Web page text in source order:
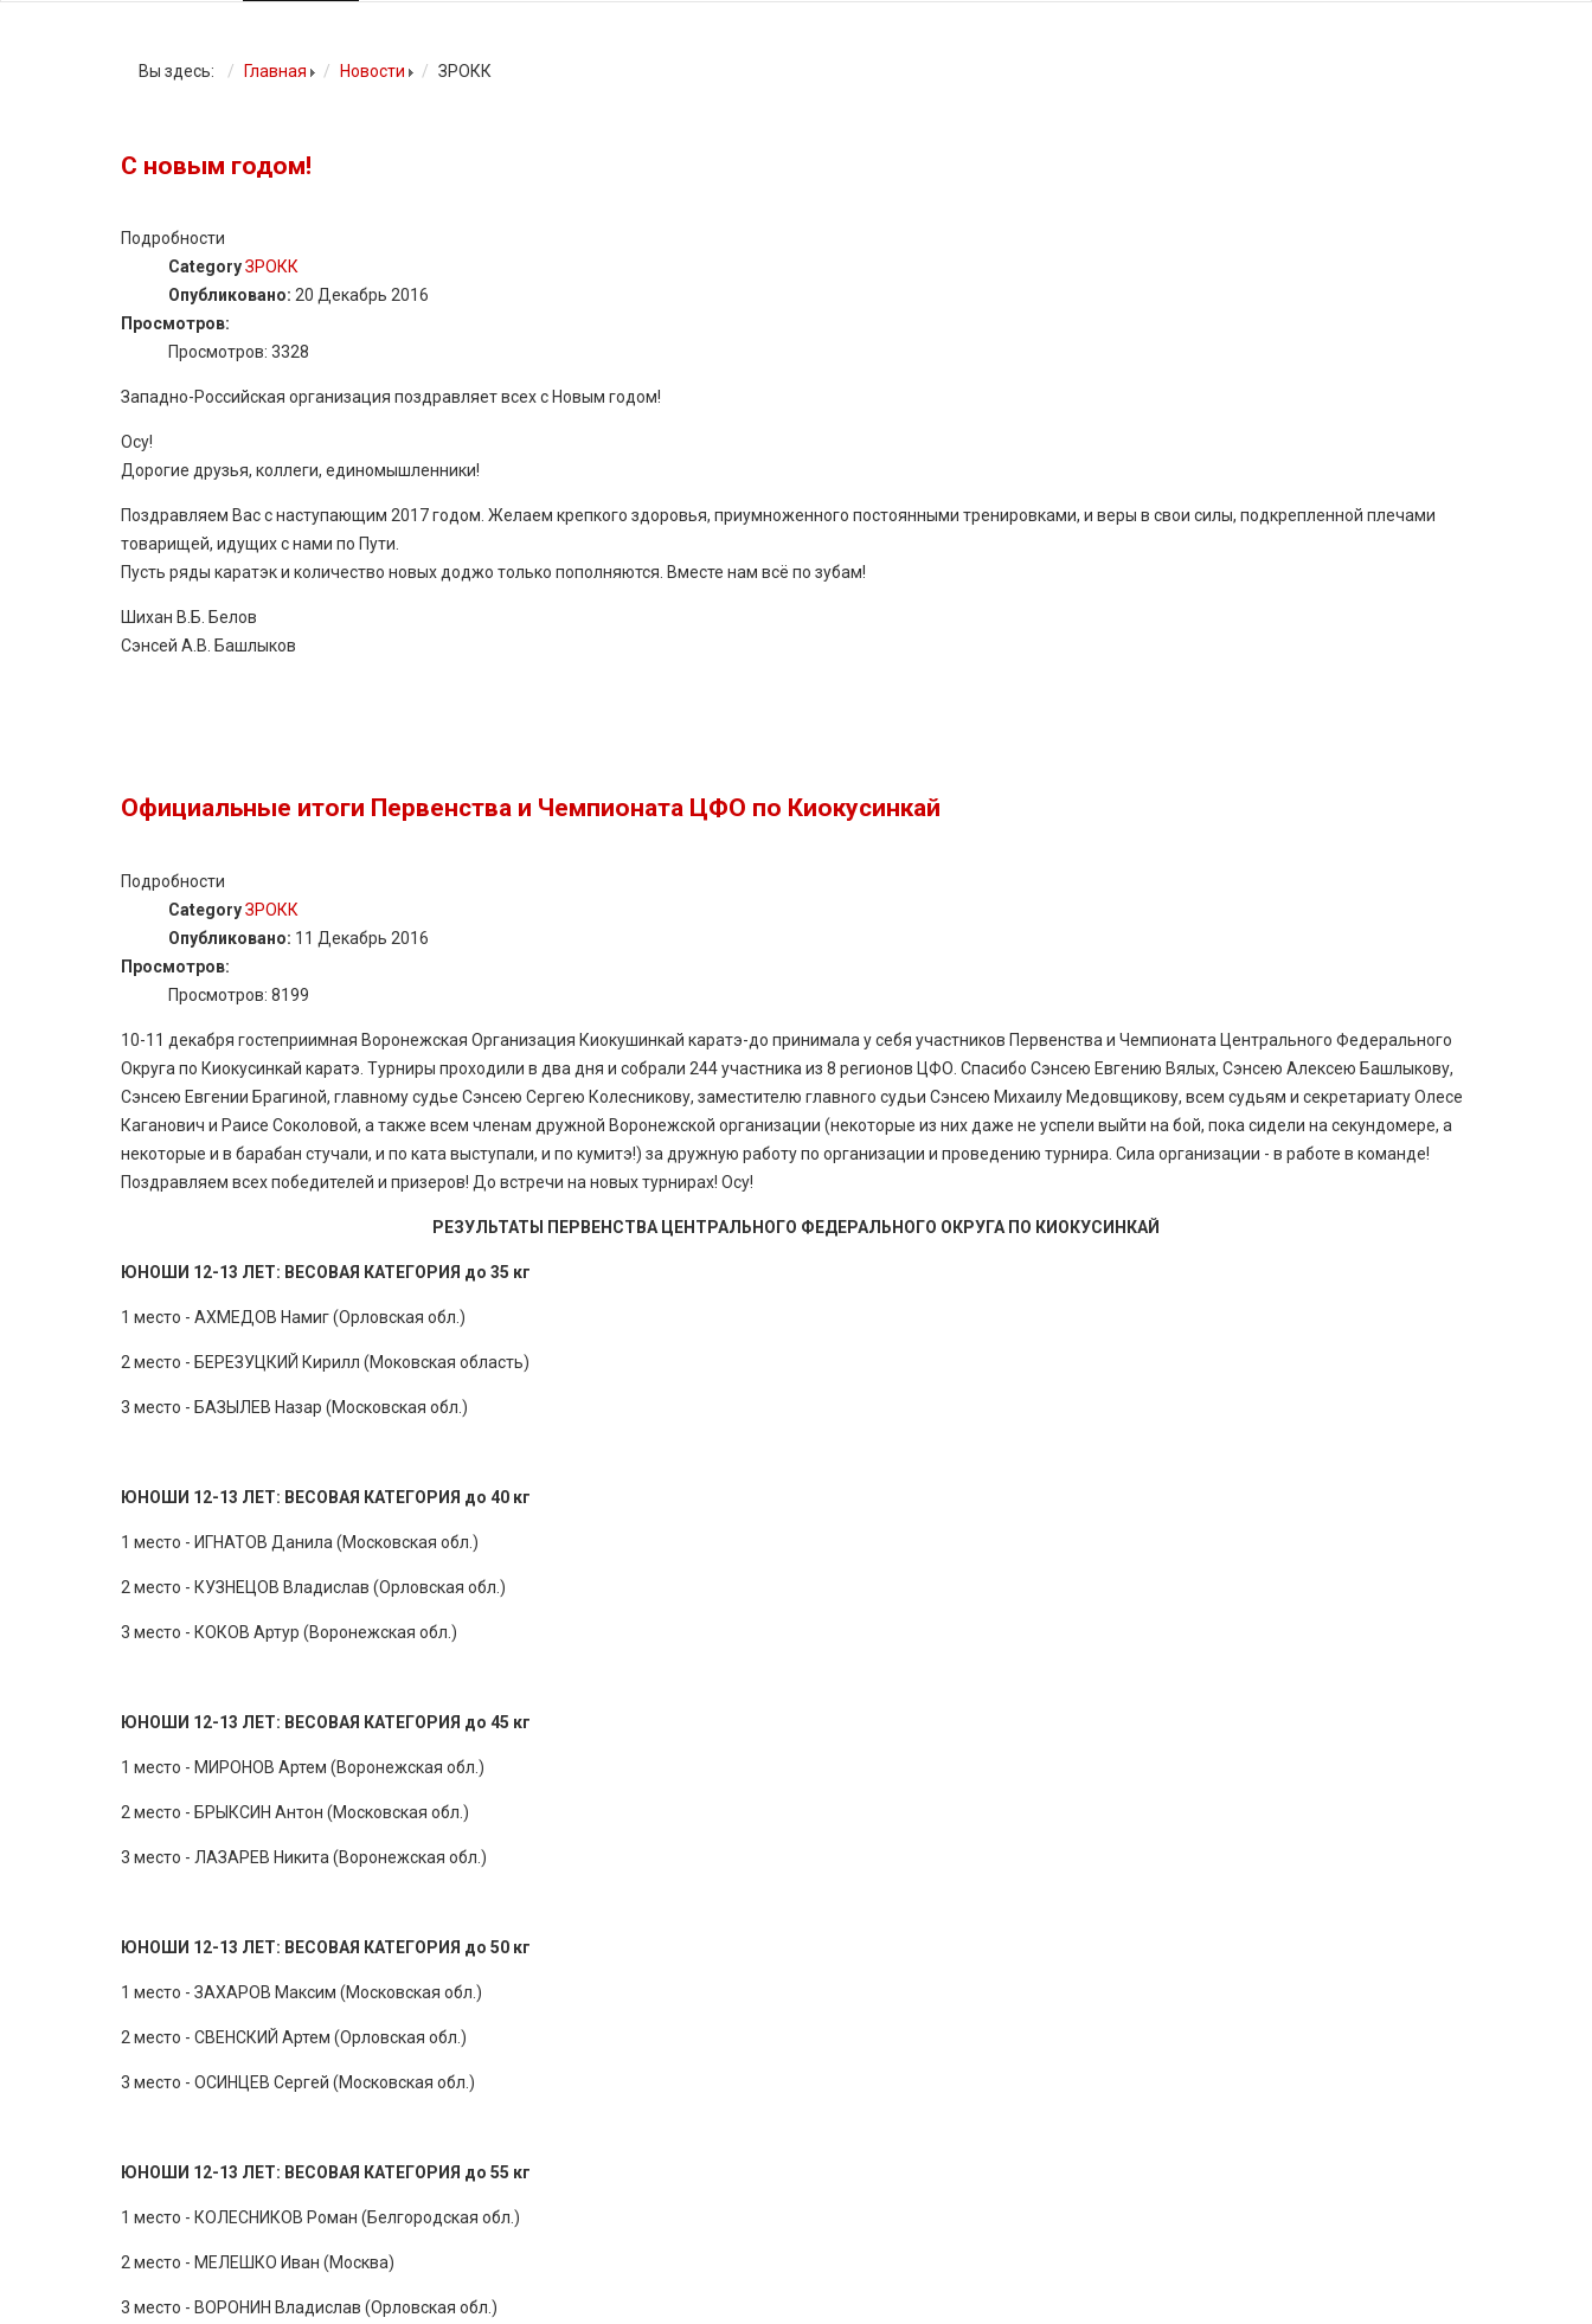
Вы здесь: Главная Новости ЗРОКК
С новым годом!
Подробности
CategoryЗРОКК
Опубликовано: 20 Декабрь 2016
Просмотров:
Просмотров: 3328
Западно-Российская организация поздравляет всех с Новым годом!
Осу!
Дорогие друзья, коллеги, единомышленники!
Поздравляем Вас с наступающим 2017 годом. Желаем крепкого здоровья, приумноженного постоянными тренировками, и веры в свои силы, подкрепленной плечами
товарищей, идущих с нами по Пути.
Пусть ряды каратэк и количество новых доджо только пополняются. Вместе нам всё по зубам!
Шихан В.Б. Белов
Сэнсей А.В. Башлыков
Официальные итоги Первенства и Чемпионата ЦФО по Киокусинкай
Подробности
CategoryЗРОКК
Опубликовано: 11 Декабрь 2016
Просмотров:
Просмотров: 8199
10-11 декабря гостеприимная Воронежская Организация Киокушинкай каратэ-до принимала у себя участников Первенства и Чемпионата Центрального Федерального
Округа по Киокусинкай каратэ. Турниры проходили в два дня и собрали 244 участника из 8 регионов ЦФО. Спасибо Сэнсею Евгению Вялых, Сэнсею Алексею Башлыкову,
Сэнсею Евгении Брагиной, главному судье Сэнсею Сергею Колесникову, заместителю главного судьи Сэнсею Михаилу Медовщикову, всем судьям и секретариату Олесе
Каганович и Раисе Соколовой, а также всем членам дружной Воронежской организации (некоторые из них даже не успели выйти на бой, пока сидели на секундомере, а
некоторые и в барабан стучали, и по ката выступали, и по кумитэ!) за дружную работу по организации и проведению турнира. Сила организации - в работе в команде!
Поздравляем всех победителей и призеров! До встречи на новых турнирах! Осу!
РЕЗУЛЬТАТЫ ПЕРВЕНСТВА ЦЕНТРАЛЬНОГО ФЕДЕРАЛЬНОГО ОКРУГА ПО КИОКУСИНКАЙ
ЮНОШИ 12-13 ЛЕТ: ВЕСОВАЯ КАТЕГОРИЯ до 35 кг
1 место - АХМЕДОВ Намиг (Орловская обл.)
2 место - БЕРЕЗУЦКИЙ Кирилл (Моковская область)
3 место - БАЗЫЛЕВ Назар (Московская обл.)
ЮНОШИ 12-13 ЛЕТ: ВЕСОВАЯ КАТЕГОРИЯ до 40 кг
1 место - ИГНАТОВ Данила (Московская обл.)
2 место - КУЗНЕЦОВ Владислав (Орловская обл.)
3 место - КОКОВ Артур (Воронежская обл.)
ЮНОШИ 12-13 ЛЕТ: ВЕСОВАЯ КАТЕГОРИЯ до 45 кг
1 место - МИРОНОВ Артем (Воронежская обл.)
2 место - БРЫКСИН Антон (Московская обл.)
3 место - ЛАЗАРЕВ Никита (Воронежская обл.)
ЮНОШИ 12-13 ЛЕТ: ВЕСОВАЯ КАТЕГОРИЯ до 50 кг
1 место - ЗАХАРОВ Максим (Московская обл.)
2 место - СВЕНСКИЙ Артем (Орловская обл.)
3 место - ОСИНЦЕВ Сергей (Московская обл.)
ЮНОШИ 12-13 ЛЕТ: ВЕСОВАЯ КАТЕГОРИЯ до 55 кг
1 место - КОЛЕСНИКОВ Роман (Белгородская обл.)
2 место - МЕЛЕШКО Иван (Москва)
3 место - ВОРОНИН Владислав (Орловская обл.)